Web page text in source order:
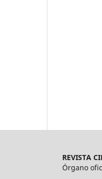
REVISTA
Órgano